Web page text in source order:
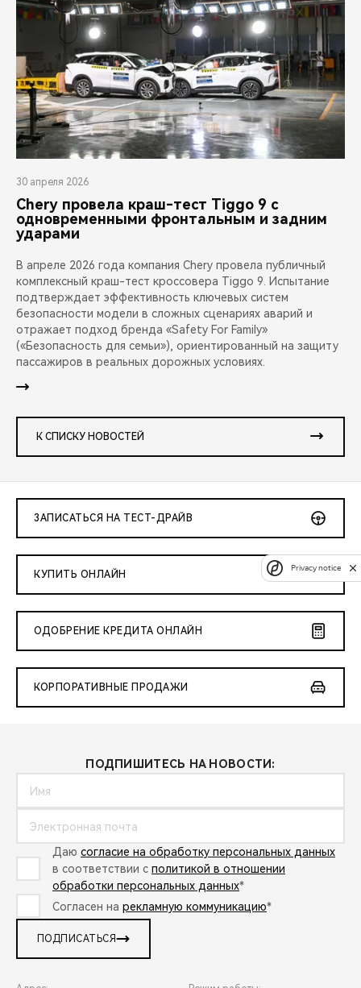
30 апреля 2026
Chery провела краш-тест Tiggo 9 с
одновременными фронтальным и задним
ударами
В апреле 2026 года компания Chery провела публичный
комплексный краш-тест кроссовера Tiggo 9. Испытание
подтверждает эффективность ключевых систем
безопасности модели в сложных сценариях аварий и
отражает подход бренда «Safety For Family»
(«Безопасность для семьи»), ориентированный на защиту
пассажиров в реальных дорожных условиях.
К СПИСКУ НОВОСТЕЙ
ЗАПИСАТЬСЯ НА ТЕСТ-ДРАЙВ
КУПИТЬ ОНЛАЙН
ОДОБРЕНИЕ КРЕДИТА ОНЛАЙН
КОРПОРАТИВНЫЕ ПРОДАЖИ
ПОДПИШИТЕСЬ НА НОВОСТИ:
Даю согласие на обработку персональных данных
в соответствии с политикой в отношении
обработки персональных данных*
Согласен на рекламную коммуникацию*
ПОДПИСАТЬСЯ
Privacy notice